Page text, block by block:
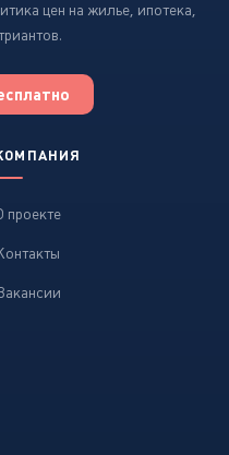
цен на жилье, ипотека,
проекте